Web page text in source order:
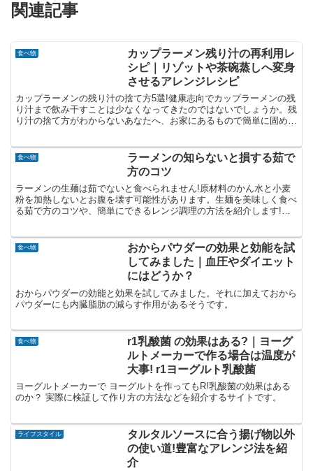
関連記事
食べ物
カップラーメン残り汁の再利用レ
シピ｜リゾットや茶碗蒸しへ変身
させるアレンジレシピ
カップラーメンの残り汁の捨て方5選!健康志向でカップラーメンの残
り汁まで飲み干すことは少なくなってきたのではないでしょうか。残
り汁の捨て方がわからないあなたへ、お家にあるもので簡単に固める
食べ物
ラーメンの知らないと損する茹で
方のコツ
ラーメンの生麺は茹でないと食べられません!原材料のかん水と小麦
粉を加熱しないとお腹を壊す可能性があります。生麺を美味しく食べ
る茹で方のコツや、簡単にできるレンジ調理の方法を紹介します!生
食べ物
おからパウダーの効果と効能を試
してみました｜血圧やダイエット
にはどうか？
おからパウダーの効能と効果を試してみました。それに加えておから
パウダーにも内臓脂肪の減らす作用があるそうです。
食べ物
r1乳酸菌 の効果はある?｜ヨーグ
ルトメーカーで作る場合は温度が
大事! r1ヨーグルト乳酸菌
ヨーグルトメーカーで ヨーグルトを作ってもR!乳酸菌の効果はある
のか？ 実際に検証して作り方の方法などを紹介するサイトです。
ライフスタイル
タルタルソースに合う揚げ物以外
の使い道!豊富なアレンジ法を紹
介